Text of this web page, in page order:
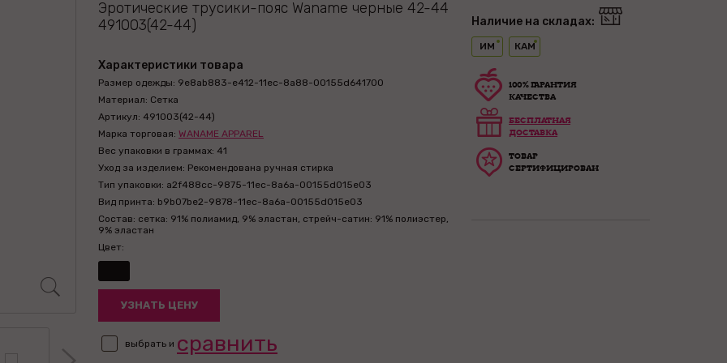
Эротические трусики-пояс Waname черные 42-44
491003(42-44)
Характеристики товара
Размер одежды: 9e8ab883-e412-11ec-8a88-00155d641700
Материал: Сетка
Артикул: 491003(42-44)
Марка торговая: WANAME APPAREL
Вес упаковки в граммах: 41
Уход за изделием: Рекомендована ручная стирка
Тип упаковки: a2f488cc-9875-11ec-8a6a-00155d015e03
Вид принта: b9b07be2-9878-11ec-8a6a-00155d015e03
Состав: сетка: 91% полиамид, 9% эластан, стрейч-сатин: 91% полиэстер,
9% эластан
Цвет:
УЗНАТЬ ЦЕНУ
выбрать и сравнить
Наличие на складах:
ИМ КАМ
100% ГАРАНТИЯ
КАЧЕСТВА
БЕСПЛАТНАЯ
ДОСТАВКА
ТОВАР
СЕРТИФИЦИРОВАН